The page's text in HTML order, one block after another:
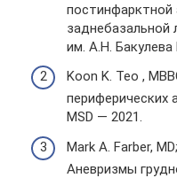
постинфарктной
им. А.Н.
Koon K. Teo ,
периферических
MSD — 2021.
Mark A. Farber,
Аневризмы